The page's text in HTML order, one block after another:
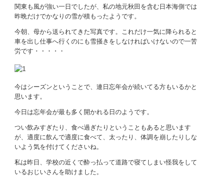
関東も風が強い一日でしたが、私の地元秋田を含む日本海側では
昨晩だけでかなりの雪が積もったようです。
今朝、母から送られてきた写真です。これだけ一気に降られると
車を出し仕事へ行くのにも雪掻きをしなければいけないので一苦
労です・・・・・
今はシーズンということで、連日忘年会が続いてる方もいるかと
思います。
今日は忘年会が最も多く開かれる日のようです。
つい飲みすぎたり、食べ過ぎたりということもあると思います
が、適度に飲んで適度に食べて、太ったり、体調を崩したりしな
いよう気を付けてくださいね。
私は昨日、学校の近くで酔っ払って道路で寝てしまい怪我をして
いるおじいさんを助けました。